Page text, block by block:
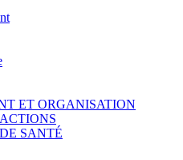
ET ORGANISATION
SANTÉ